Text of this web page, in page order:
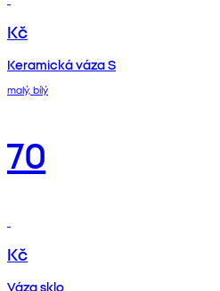
Kč
Keramická váza S
malý, bílý
70
Kč
Váza sklo